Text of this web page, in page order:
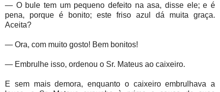
— O bule tem um pequeno defeito na asa, disse ele; e é
pena, porque é bonito; este friso azul dá muita graça.
Aceita?
— Ora, com muito gosto! Bem bonitos!
— Embrulhe isso, ordenou o Sr. Mateus ao caixeiro.
E sem mais demora, enquanto o caixeiro embrulhava a